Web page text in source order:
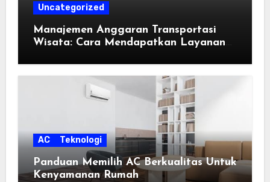
Uncategorized
Manajemen Anggaran Transportasi
Wisata: Cara Mendapatkan Layanan
Membengkakkan Biaya
AC Teknologi
Panduan Memilih AC Berkualitas Untuk
Kenyamanan Rumah